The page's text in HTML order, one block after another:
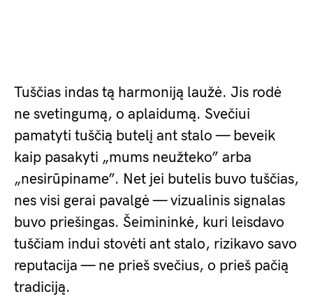
Tuščias indas tą harmoniją laužė. Jis rodė
ne svetingumą, o aplaidumą. Svečiui
pamatyti tuščią butelį ant stalo — beveik
kaip pasakyti „mums neužteko” arba
„nesirūpiname”. Net jei butelis buvo tuščias,
nes visi gerai pavalgė — vizualinis signalas
buvo priešingas. Šeimininkė, kuri leisdavo
tuščiam indui stovėti ant stalo, rizikavo savo
reputacija — ne prieš svečius, o prieš pačią
tradiciją.